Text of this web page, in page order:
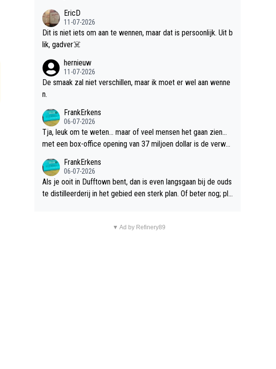
EricD
11-07-2026
Dit is niet iets om aan te wennen, maar dat is persoonlijk. Uit b
lik, gadver☠️
hernieuw
11-07-2026
De smaak zal niet verschillen, maar ik moet er wel aan wenne
n.
FrankErkens
06-07-2026
Tja, leuk om te weten... maar of veel mensen het gaan zien...
met een box-office opening van 37 miljoen dollar is de verwa
FrankErkens
06-07-2026
Als je ooit in Dufftown bent, dan is even langsgaan bij de ouds
te distilleerderij in het gebied een sterk plan. Of beter nog; pla
▼ Ad by Refinery89